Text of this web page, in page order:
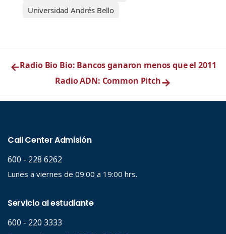
Universidad Andrés Bello
←Radio Bio Bio: Bancos ganaron menos que el 2011
Radio ADN: Common Pitch→